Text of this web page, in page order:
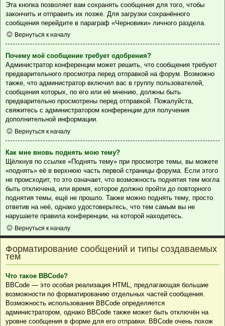
Эта кнопка позволяет вам сохранять сообщения для того, чтобы
закончить и отправить их позже. Для загрузки сохранённого
сообщения перейдите в параграф «Черновики» личного раздела.
Вернуться к началу
Почему моё сообщение требует одобрения?
Администратор конференции может решить, что сообщения требуют
предварительного просмотра перед отправкой на форум. Возможно
также, что администратор включил вас в группу пользователей,
сообщения которых, по его или её мнению, должны быть
предварительно просмотрены перед отправкой. Пожалуйста,
свяжитесь с администратором конференции для получения
дополнительной информации.
Вернуться к началу
Как мне вновь поднять мою тему?
Щёлкнув по ссылке «Поднять тему» при просмотре темы, вы можете
«поднять» её в верхнюю часть первой страницы форума. Если этого
не происходит, то это означает, что возможность поднятия тем могла
быть отключена, или время, которое должно пройти до повторного
поднятия темы, ещё не прошло. Также можно поднять тему, просто
ответив на неё, однако удостоверьтесь, что тем самым вы не
нарушаете правила конференции, на которой находитесь.
Вернуться к началу
Форматирование сообщений и типы создаваемых
тем
Что такое BBCode?
BBCode — это особая реализация HTML, предлагающая большие
возможности по форматированию отдельных частей сообщения.
Возможность использования BBCode определяется
администратором, однако BBCode также может быть отключён на
уровне сообщения в форме для его отправки. BBCode очень похож